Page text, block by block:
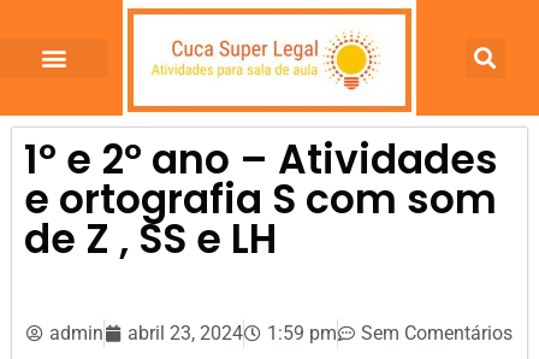
1º e 2º ano – Atividades
e ortografia S com som
de Z , SS e LH
admin abril 23, 2024 1:59 pm Sem Comentários